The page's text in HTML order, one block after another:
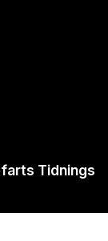
Tidnings